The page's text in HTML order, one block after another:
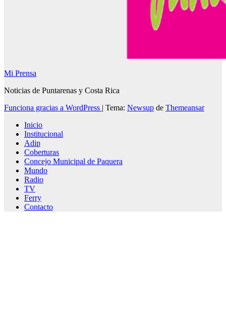
Mi Prensa
Noticias de Puntarenas y Costa Rica
Funciona gracias a WordPress | Tema: Newsup de Themeansar
Inicio
Institucional
Adip
Coberturas
Concejo Municipal de Paquera
Mundo
Radio
TV
Ferry
Contacto